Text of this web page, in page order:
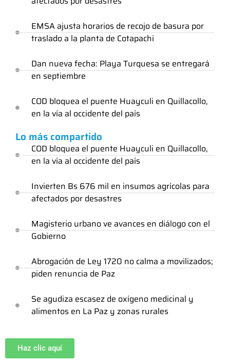
EMSA ajusta horarios de recojo de basura por
traslado a la planta de Cotapachi
Dan nueva fecha: Playa Turquesa se entregará
en septiembre
COD bloquea el puente Huayculi en Quillacollo,
en la vía al occidente del país
Lo más compartido
COD bloquea el puente Huayculi en Quillacollo,
en la vía al occidente del país
Invierten Bs 676 mil en insumos agrícolas para
afectados por desastres
Magisterio urbano ve avances en diálogo con el
Gobierno
Abrogación de Ley 1720 no calma a movilizados;
piden renuncia de Paz
Se agudiza escasez de oxígeno medicinal y
alimentos en La Paz y zonas rurales
Haz clic aquí